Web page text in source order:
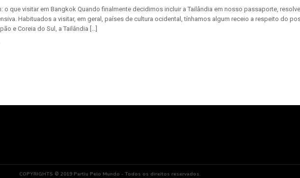
o que visitar em Bangkok Quando finalmente decidimos incluir a Tailândia em nosso passaporte,
Habituados a visitar, em geral, países de cultura ocidental, tínhamos algum receio a respeito do
e Coreia do Sul, a Tailândia […]
COPYRIGHTS © 2019 Partiu Pelo Mundo - Todos os direitos reservados.